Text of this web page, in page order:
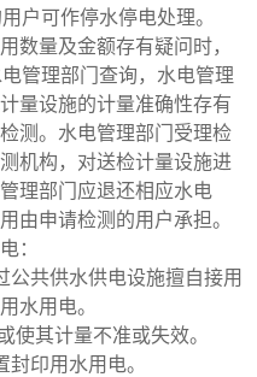
户可作停水停电处理。
数量及金额存有疑问时，
电管理部门查询，水电管理
量设施的计量准确性存有
测。水电管理部门受理检
机构，对送检计量设施进
理部门应退还相应水电
由申请检测的用户承担。
：
公共供水供电设施擅自接用
水用电。
使其计量不准或失效。
印用水用电。